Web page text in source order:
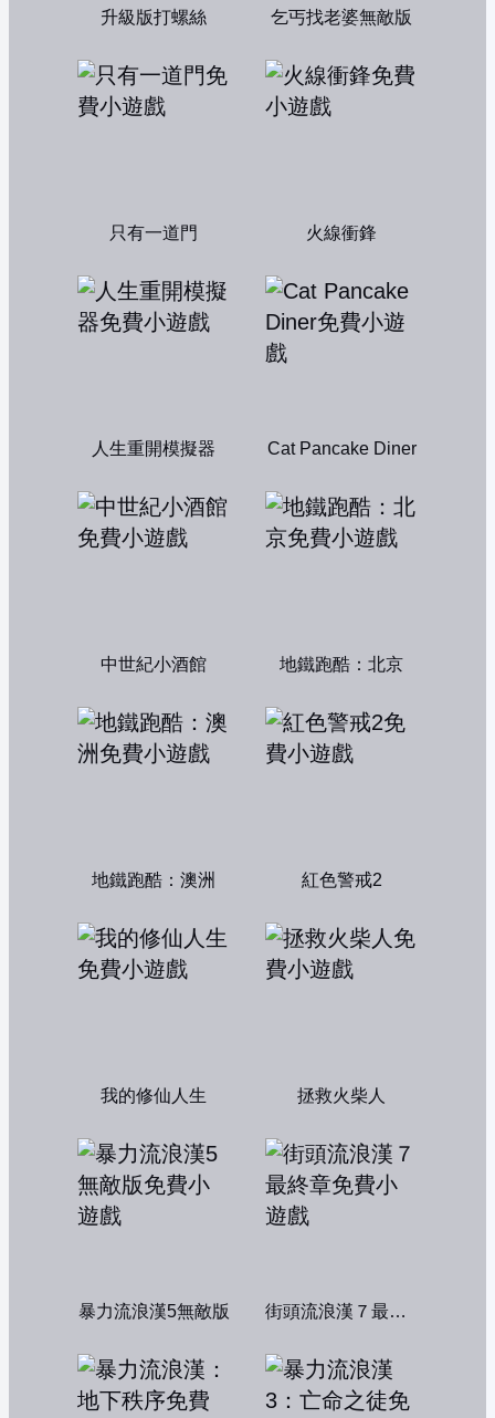
升級版打螺絲 乞丐找老婆無敵版
只有一道門 火線衝鋒
人生重開模擬器 Cat Pancake Diner
中世紀小酒館 地鐵跑酷：北京
地鐵跑酷：澳洲 紅色警戒2
我的修仙人生 拯救火柴人
暴力流浪漢5無敵版 街頭流浪漢７最終章